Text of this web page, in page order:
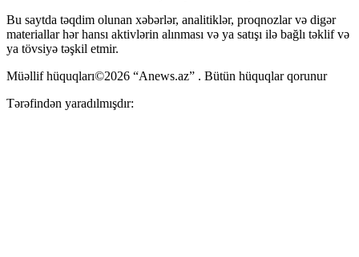
Bu saytda təqdim olunan xəbərlər, analitiklər, proqnozlar və digər
materiallar hər hansı aktivlərin alınması və ya satışı ilə bağlı təklif və
ya tövsiyə təşkil etmir.
Müəllif hüquqları©2026 “Anews.az” . Bütün hüquqlar qorunur
Tərəfindən yaradılmışdır: